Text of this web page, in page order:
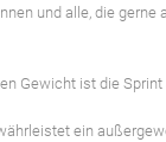
und alle, die gerne
Gewicht ist die
ein